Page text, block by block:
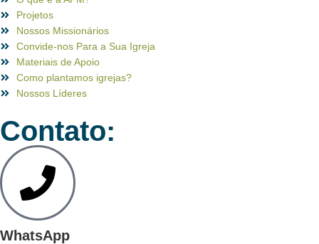
Projetos
Nossos Missionários
Convide-nos Para a Sua Igreja
Materiais de Apoio
Como plantamos igrejas?
Nossos Líderes
Contato:
WhatsApp